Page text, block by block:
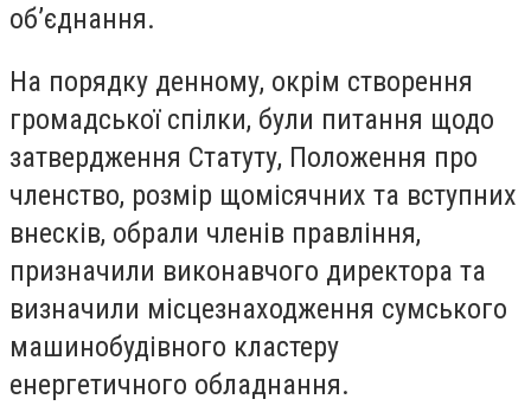
об’єднання.
На порядку денному, окрім створення
громадської спілки, були питання щодо
затвердження Статуту, Положення про
членство, розмір щомісячних та вступних
внесків, обрали членів правління,
призначили виконавчого директора та
визначили місцезнаходження сумського
машинобудівного кластеру
енергетичного обладнання.